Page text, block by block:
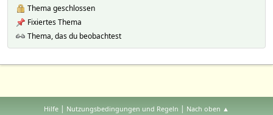
Thema geschlossen
Fixiertes Thema
Thema, das du beobachtest
Hilfe | Nutzungsbedingungen und Regeln | Nach oben ▲